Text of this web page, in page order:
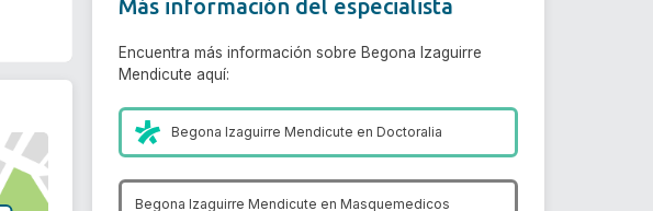
Más información del especialista
Encuentra más información sobre Begona Izaguirre
Mendicute aquí:
Begona Izaguirre Mendicute enDoctoralia
Begona Izaguirre Mendicute en Masquemedicos